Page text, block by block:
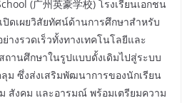
(广州英豪学校) โรงเรียนเอกชน
ปิดเผยวิสัยทัศน์ด้านการศึกษาสำหรับ
างรวดเร็วทั้งทางเทคโนโลยีและ
านศึกษาในรูปแบบดั้งเดิมไปสู่ระบบ
ม ซึ่งส่งเสริมพัฒนาการของนักเรียน
สังคม และอารมณ์ พร้อมเตรียมความ